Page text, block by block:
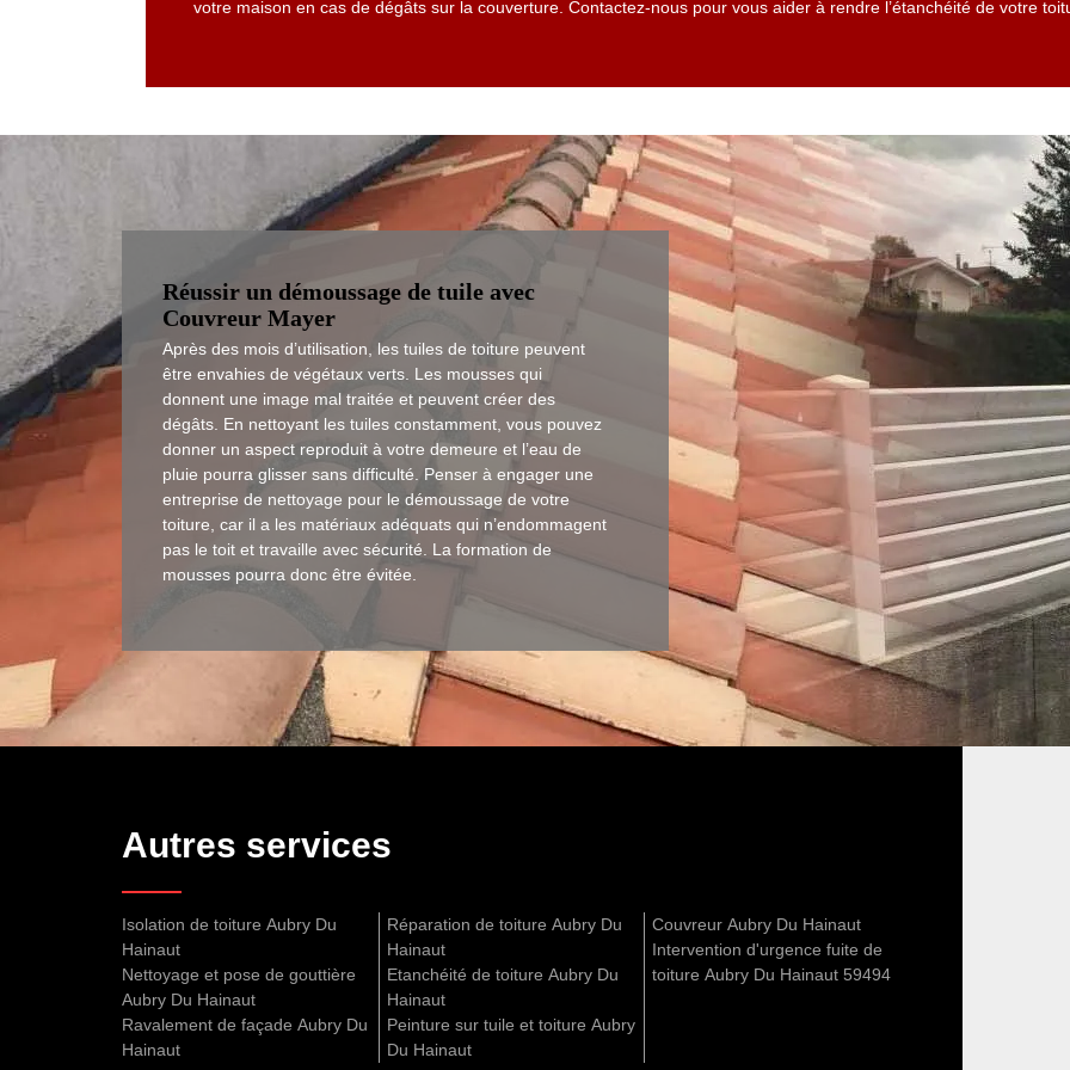
votre maison en cas de dégâts sur la couverture. Contactez-nous pour vous aider à rendre l’étanchéité de votre
Réussir un démoussage de tuile avec
Couvreur Mayer
Après des mois d’utilisation, les tuiles de toiture peuvent
être envahies de végétaux verts. Les mousses qui
donnent une image mal traitée et peuvent créer des
dégâts. En nettoyant les tuiles constamment, vous pouvez
donner un aspect reproduit à votre demeure et l’eau de
pluie pourra glisser sans difficulté. Penser à engager une
entreprise de nettoyage pour le démoussage de votre
toiture, car il a les matériaux adéquats qui n’endommagent
pas le toit et travaille avec sécurité. La formation de
mousses pourra donc être évitée.
Autres services
Isolation de toiture Aubry Du
Hainaut
Nettoyage et pose de gouttière
Aubry Du Hainaut
Ravalement de façade Aubry Du
Hainaut
Réparation de toiture Aubry Du
Hainaut
Etanchéité de toiture Aubry Du
Hainaut
Peinture sur tuile et toiture Aubry
Du Hainaut
Couvreur Aubry Du Hainaut
Intervention d'urgence fuite de
toiture Aubry Du Hainaut 59494